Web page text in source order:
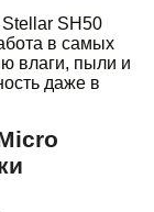
SH50
в самых
влаги, пыли и
даже в